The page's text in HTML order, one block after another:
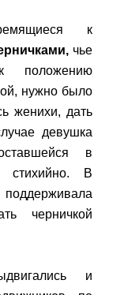
к
, чье
положению
нужно было
женихи, дать
девушка
в
В
черничкой
и